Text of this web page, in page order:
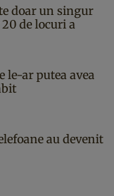
doar un singur
de locuri a
le-ar putea avea
au devenit